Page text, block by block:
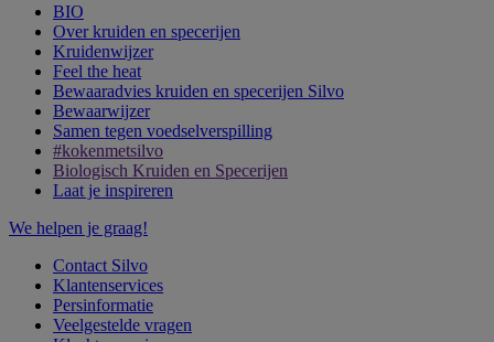
BIO
Over kruiden en specerijen
Kruidenwijzer
Feel the heat
Bewaaradvies kruiden en specerijen Silvo
Bewaarwijzer
Samen tegen voedselverspilling
#kokenmetsilvo
Biologisch Kruiden en Specerijen
Laat je inspireren
We helpen je graag!
Contact Silvo
Klantenservices
Persinformatie
Veelgestelde vragen